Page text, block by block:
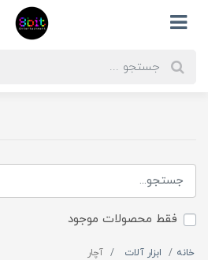
فقط محصولات موجود
خانه ابزار آلات آچار